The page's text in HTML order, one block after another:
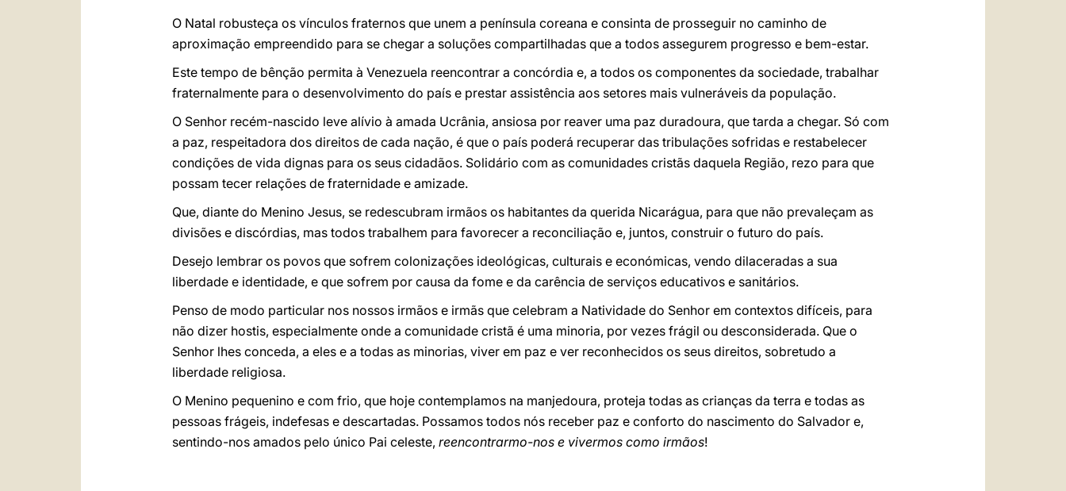
O Natal robusteça os vínculos fraternos que unem a península coreana e consinta de prosseguir no caminho de
aproximação empreendido para se chegar a soluções compartilhadas que a todos assegurem progresso e bem-estar.
Este tempo de bênção permita à Venezuela reencontrar a concórdia e, a todos os componentes da sociedade, trabalhar
fraternalmente para o desenvolvimento do país e prestar assistência aos setores mais vulneráveis da população.
O Senhor recém-nascido leve alívio à amada Ucrânia, ansiosa por reaver uma paz duradoura, que tarda a chegar. Só com
a paz, respeitadora dos direitos de cada nação, é que o país poderá recuperar das tribulações sofridas e restabelecer
condições de vida dignas para os seus cidadãos. Solidário com as comunidades cristãs daquela Região, rezo para que
possam tecer relações de fraternidade e amizade.
Que, diante do Menino Jesus, se redescubram irmãos os habitantes da querida Nicarágua, para que não prevaleçam as
divisões e discórdias, mas todos trabalhem para favorecer a reconciliação e, juntos, construir o futuro do país.
Desejo lembrar os povos que sofrem colonizações ideológicas, culturais e económicas, vendo dilaceradas a sua
liberdade e identidade, e que sofrem por causa da fome e da carência de serviços educativos e sanitários.
Penso de modo particular nos nossos irmãos e irmãs que celebram a Natividade do Senhor em contextos difíceis, para
não dizer hostis, especialmente onde a comunidade cristã é uma minoria, por vezes frágil ou desconsiderada. Que o
Senhor lhes conceda, a eles e a todas as minorias, viver em paz e ver reconhecidos os seus direitos, sobretudo a
liberdade religiosa.
O Menino pequenino e com frio, que hoje contemplamos na manjedoura, proteja todas as crianças da terra e todas as
pessoas frágeis, indefesas e descartadas. Possamos todos nós receber paz e conforto do nascimento do Salvador e,
sentindo-nos amados pelo único Pai celeste, reencontrarmo-nos e vivermos como irmãos!